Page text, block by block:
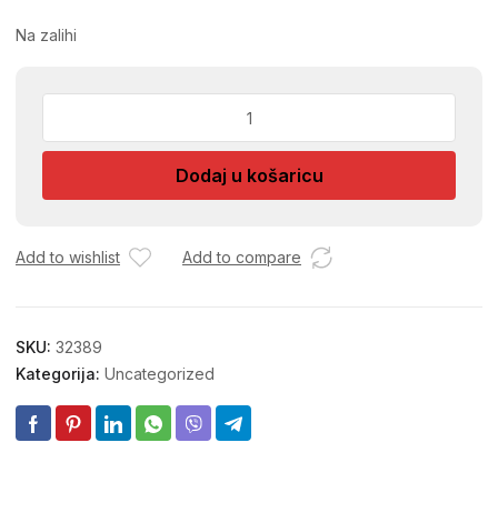
Na zalihi
12
količina
Dodaj u košaricu
Add to wishlist Add to compare
SKU: 32389
Kategorija: Uncategorized